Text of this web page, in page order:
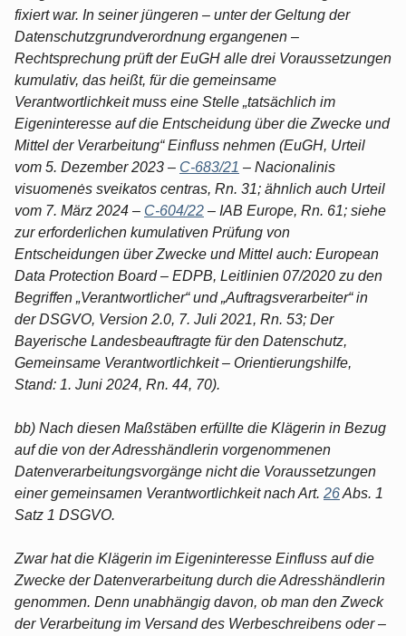
fixiert war. In seiner jüngeren – unter der Geltung der
Datenschutzgrundverordnung ergangenen –
Rechtsprechung prüft der EuGH alle drei Voraussetzungen
kumulativ, das heißt, für die gemeinsame
Verantwortlichkeit muss eine Stelle „tatsächlich im
Eigeninteresse auf die Entscheidung über die Zwecke und
Mittel der Verarbeitung“ Einfluss nehmen (EuGH, Urteil
vom 5. Dezember 2023 – C-683/21 – Nacionalinis
visuomenės sveikatos centras, Rn. 31; ähnlich auch Urteil
vom 7. März 2024 – C-604/22 – IAB Europe, Rn. 61; siehe
zur erforderlichen kumulativen Prüfung von
Entscheidungen über Zwecke und Mittel auch: European
Data Protection Board – EDPB, Leitlinien 07/2020 zu den
Begriffen „Verantwortlicher“ und „Auftragsverarbeiter“ in
der DSGVO, Version 2.0, 7. Juli 2021, Rn. 53; Der
Bayerische Landesbeauftragte für den Datenschutz,
Gemeinsame Verantwortlichkeit – Orientierungshilfe,
Stand: 1. Juni 2024, Rn. 44, 70).
bb) Nach diesen Maßstäben erfüllte die Klägerin in Bezug
auf die von der Adresshändlerin vorgenommenen
Datenverarbeitungsvorgänge nicht die Voraussetzungen
einer gemeinsamen Verantwortlichkeit nach Art. 26Abs. 1
Satz 1 DSGVO.
Zwar hat die Klägerin im Eigeninteresse Einfluss auf die
Zwecke der Datenverarbeitung durch die Adresshändlerin
genommen. Denn unabhängig davon, ob man den Zweck
der Verarbeitung im Versand des Werbeschreibens oder –